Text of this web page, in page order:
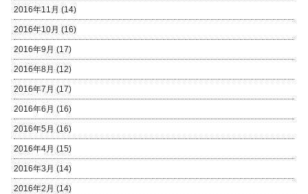
2016年11月 (14)
2016年10月 (16)
2016年9月 (17)
2016年8月 (12)
2016年7月 (17)
2016年6月 (16)
2016年5月 (16)
2016年4月 (15)
2016年3月 (14)
2016年2月 (14)